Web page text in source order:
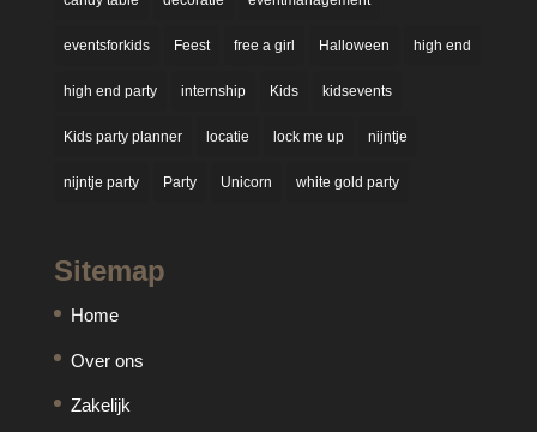
eventsforkids Feest free a girl Halloween high end
high end party internship Kids kidsevents
Kids party planner locatie lock me up nijntje
nijntje party Party Unicorn white gold party
Sitemap
Home
Over ons
Zakelijk